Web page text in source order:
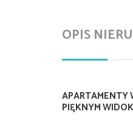
OPIS
APARTAMENTY
PIĘKNYM